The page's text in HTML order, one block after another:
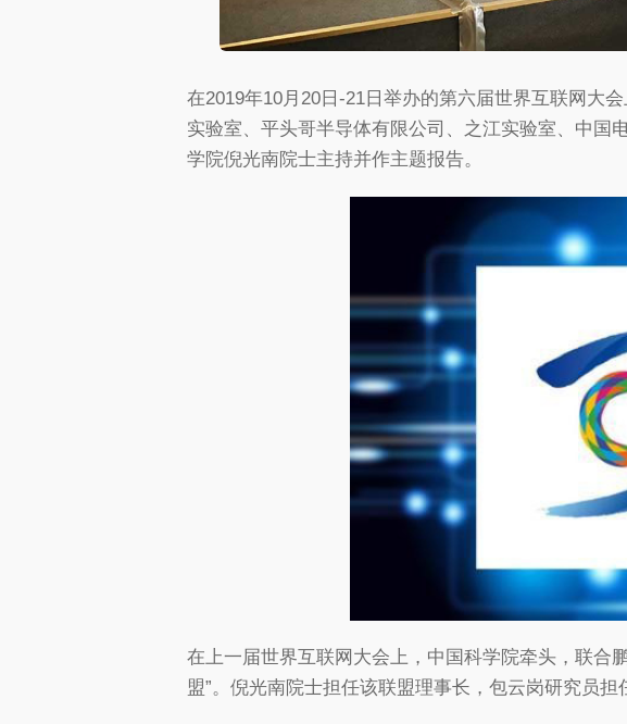
在2019年10月20日-21日举办的第六届世界互联网大
实验室、平头哥半导体有限公司、之江实验室、中国
学院倪光南院士主持并作主题报告。
在上一届世界互联网大会上，中国科学院牵头，联合
盟”。倪光南院士担任该联盟理事长，包云岗研究员